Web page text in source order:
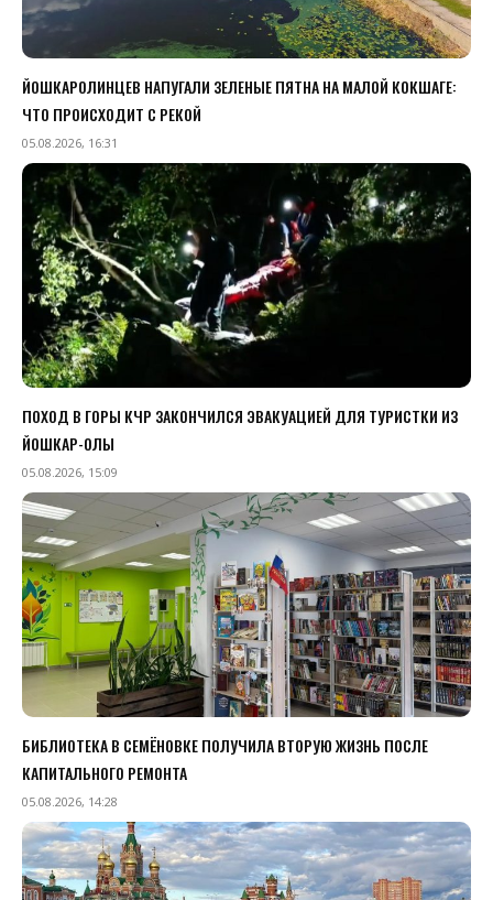
ЙОШКАРОЛИНЦЕВ НАПУГАЛИ ЗЕЛЕНЫЕ ПЯТНА НА МАЛОЙ КОКШАГЕ:
ЧТО ПРОИСХОДИТ С РЕКОЙ
05.08.2026, 16:31
ПОХОД В ГОРЫ КЧР ЗАКОНЧИЛСЯ ЭВАКУАЦИЕЙ ДЛЯ ТУРИСТКИ ИЗ
ЙОШКАР-ОЛЫ
05.08.2026, 15:09
БИБЛИОТЕКА В СЕМЁНОВКЕ ПОЛУЧИЛА ВТОРУЮ ЖИЗНЬ ПОСЛЕ
КАПИТАЛЬНОГО РЕМОНТА
05.08.2026, 14:28